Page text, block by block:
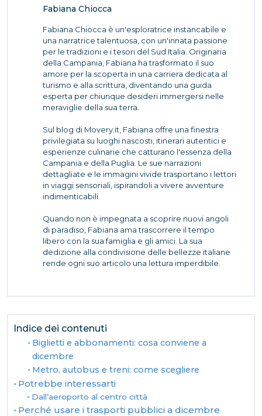
Fabiana Chiocca
Fabiana Chiocca è un'esploratrice instancabile e
una narratrice talentuosa, con un'innata passione
per le tradizioni e i tesori del Sud Italia. Originaria
della Campania, Fabiana ha trasformato il suo
amore per la scoperta in una carriera dedicata al
turismo e alla scrittura, diventando una guida
esperta per chiunque desideri immergersi nelle
meraviglie della sua terra.
Sul blog di Movery.it, Fabiana offre una finestra
privilegiata su luoghi nascosti, itinerari autentici e
esperienze culinarie che catturano l'essenza della
Campania e della Puglia. Le sue narrazioni
dettagliate e le immagini vivide trasportano i lettori
in viaggi sensoriali, ispirandoli a vivere avventure
indimenticabili.
Quando non è impegnata a scoprire nuovi angoli
di paradiso, Fabiana ama trascorrere il tempo
libero con la sua famiglia e gli amici. La sua
dedizione alla condivisione delle bellezze italiane
rende ogni suo articolo una lettura imperdibile.
Indice dei contenuti
Biglietti e abbonamenti: cosa conviene a
dicembre
Metro, autobus e treni: come scegliere
Potrebbe interessarti
Dall’aeroporto al centro città
Perché usare i trasporti pubblici a dicembre